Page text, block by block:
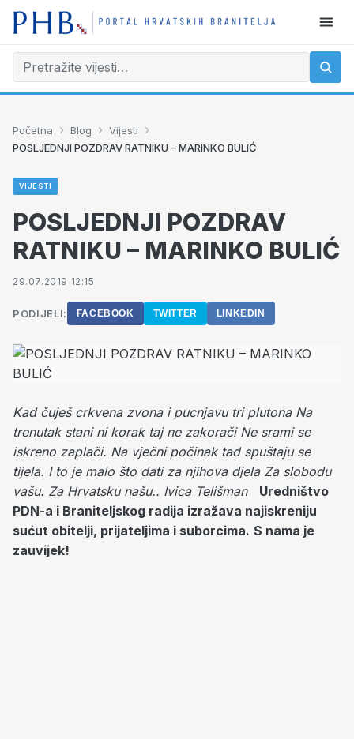
Početna › Blog › Vijesti ›
POSLJEDNJI POZDRAV RATNIKU – MARINKO BULIĆ
VIJESTI
POSLJEDNJI POZDRAV
RATNIKU – MARINKO BULIĆ
29.07.2019 12:15
PODIJELI: FACEBOOK TWITTER LINKEDIN
Kad čuješ crkvena zvona i pucnjavu tri plutona Na
trenutak stani ni korak taj ne zakorači Ne srami se
iskreno zaplači. Na vječni počinak tad spuštaju se
tijela. I to je malo što dati za njihova djela Za slobodu
vašu. Za Hrvatsku našu.. Ivica Telišman
Uredništvo
PDN-a i Braniteljskog radija izražava najiskreniju
sućut obitelji, prijateljima i suborcima. S nama je
zauvijek!